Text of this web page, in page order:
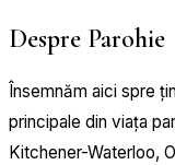
Despre Parohie
Însemnăm aici spre
principale din viața
Kitchener-Waterloo,